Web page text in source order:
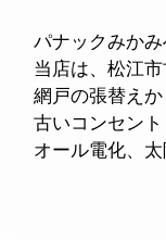
パナックみか
当店は、松江
網戸の張替え
古いコンセン
オール電化、